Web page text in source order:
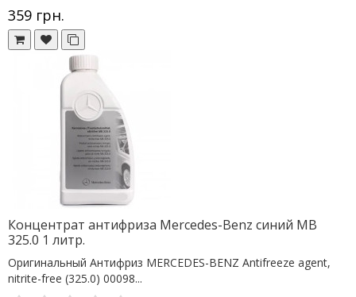
359 грн.
Концентрат антифриза Mercedes-Benz синий MB
325.0 1 литр.
Оригинальный Антифриз MERCEDES-BENZ Antifreeze agent,
nitrite-free (325.0) 00098...